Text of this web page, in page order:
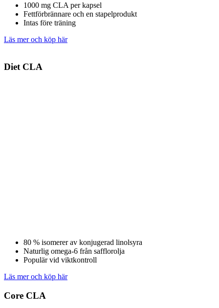
1000 mg CLA per kapsel
Fettförbrännare och en stapelprodukt
Intas före träning
Läs mer och köp här
Diet CLA
80 % isomerer av konjugerad linolsyra
Naturlig omega-6 från safflorolja
Populär vid viktkontroll
Läs mer och köp här
Core CLA